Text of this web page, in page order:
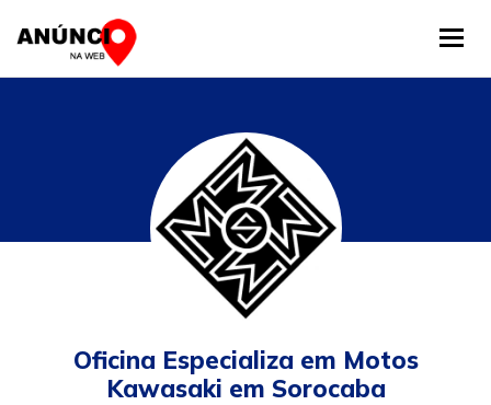
Oficina Especializa em Motos
Kawasaki em Sorocaba